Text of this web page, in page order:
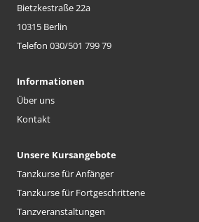
Bietzkestraße 22a
10315 Berlin
Telefon 030/501 799 79
Informationen
Über uns
Kontakt
Unsere Kursangebote
Tanzkurse für Anfänger
Tanzkurse für Fortgeschrittene
Tanzveranstaltungen